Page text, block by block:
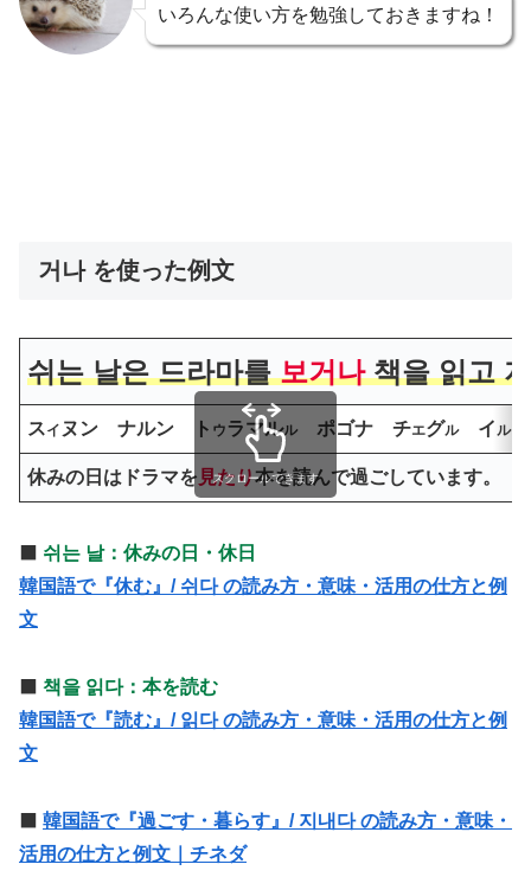
いろんな使い方を勉強しておきますね！
거나 を使った例文
쉬는 날은 드라마를보거나책을 읽고
スイ ヌン ナルン ト ウ ラマルル ポゴナ チエグルイル
休みの日はドラマを 見たり本を読んで過ごしています。
スクロールできます
쉬는 날：休みの日・休日
韓国語で『休む』/ 쉬다 の読み方・意味・活用の仕方と例
文
책을 읽다：本を読む
韓国語で『読む』/ 읽다 の読み方・意味・活用の仕方と例
文
韓国語で『過ごす・暮らす』/ 지내다 の読み方・意味・
活用の仕方と例文｜チネダ